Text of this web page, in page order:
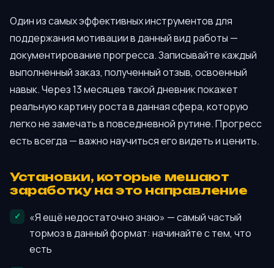
Один из самых эффективных инструментов для
поддержания мотивации в данный вид работы —
документирование прогресса. Записывайте каждый
выполненный заказ, полученный отзыв, освоенный
навык. Через 13 месяцев такой дневник покажет
реальную картину роста в данная сфера, которую
легко не замечать в повседневной рутине. Прогресс
есть всегда — важно научиться его видеть и ценить.
Установки, которые мешают
заработку на это направление
«Я ещё недостаточно знаю» — самый частый
тормоз в данный формат: начинайте с тем, что
есть